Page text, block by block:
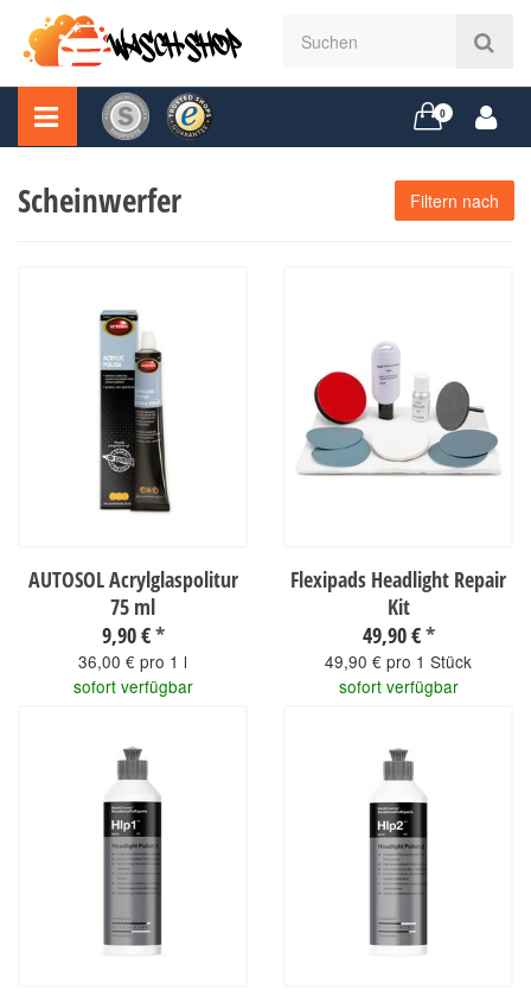
0
Scheinwerfer Filtern nach
AUTOSOL Acrylglaspolitur
75 ml
9,90 €*
36,00 € pro 1 l
sofort verfügbar
Flexipads Headlight Repair
Kit
49,90 €*
49,90 € pro 1 Stück
sofort verfügbar